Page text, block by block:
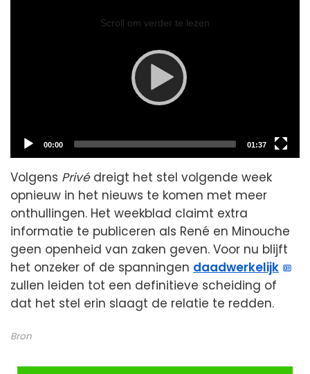
Scroll om verder te lezen
Current
00:00
Total
duration
01:37
Volgens Privédreigt het stel volgende week
opnieuw in het nieuws te komen met meer
onthullingen. Het weekblad claimt extra
informatie te publiceren als René en Minouche
geen openheid van zaken geven. Voor nu blijft
het onzeker of de spanningen daadwerkelijk
zullen leiden tot een definitieve scheiding of
dat het stel erin slaagt de relatie te redden.
Bron